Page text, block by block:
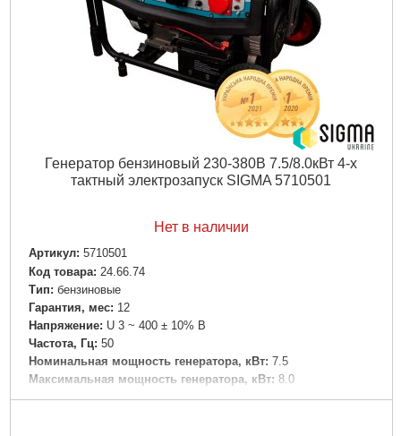
Генератор бензиновый 230-380В 7.5/8.0кВт 4-х
тактный электрозапуск SIGMA 5710501
Нет в наличии
Артикул: 5710501
Код товара: 24.66.74
Tип: бензиновые
Гарантия, мес: 12
Напряжение: U 3 ~ 400 ± 10% В
Частота, Гц: 50
Номинальная мощность генератора, кВт: 7.5
Максимальная мощность генератора, кВт: 8.0
Выход постоянного тока, В/А: 12/8.0